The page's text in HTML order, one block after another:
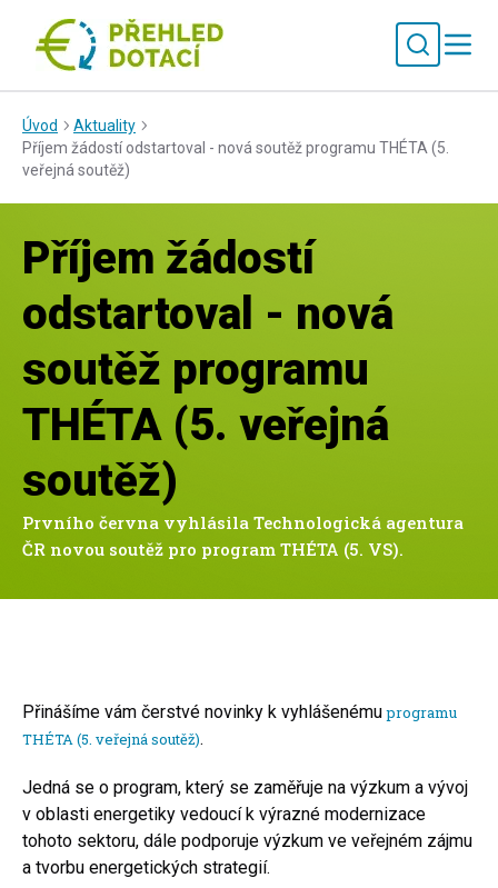
Úvod
Aktuality
Příjem žádostí odstartoval - nová soutěž programu THÉTA (5.
veřejná soutěž)
Příjem žádostí
odstartoval - nová
soutěž programu
THÉTA (5. veřejná
soutěž)
Prvního června vyhlásila Technologická agentura
ČR novou soutěž pro program THÉTA (5. VS).
Přinášíme vám čerstvé novinky k vyhlášenémuprogramu
THÉTA (5. veřejná soutěž).
Jedná se o program, který se zaměřuje na výzkum a vývoj
v oblasti energetiky vedoucí k výrazné modernizace
tohoto sektoru, dále podporuje výzkum ve veřejném zájmu
a tvorbu energetických strategií.